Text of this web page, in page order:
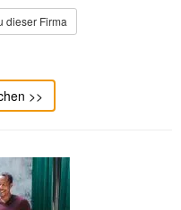
dieser Firma
>>